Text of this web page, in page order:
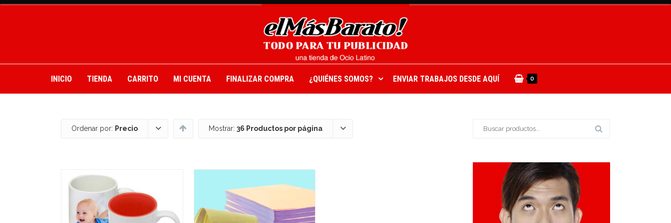
INICIO TIENDA CARRITO MI CUENTA FINALIZAR COMPRA ¿QUIÉNES SOMOS? ENVIAR TRABAJOS DESDE AQUÍ 0
Ordenar por: Precio Mostrar: 36 Productos por página